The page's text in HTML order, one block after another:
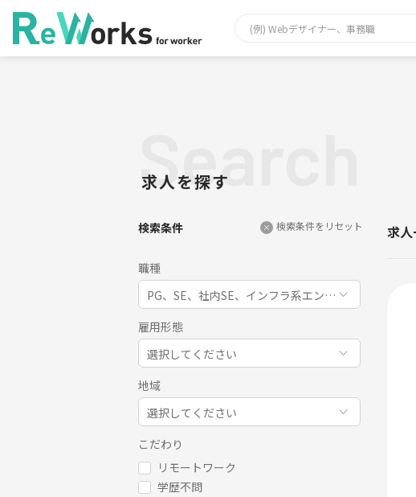
求人を探す
Search
求
検索条件 検索条件をリセット
職種
PG、SE、社内SE、インフラ系エンジニア、コーダ
雇用形態
選択してください
地域
選択してください
こだわり
リモートワーク
学歴不問